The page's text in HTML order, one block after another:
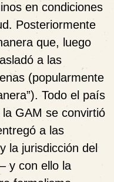
en condiciones
Posteriormente
que, luego
a las
(popularmente
Todo el país
GAM se convirtió
a las
la jurisdicción del
y con ello la